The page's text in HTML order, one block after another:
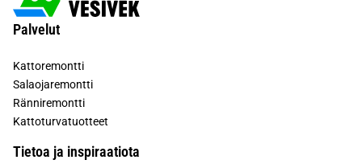
Palvelut
Kattoremontti
Salaojaremontti
Ränniremontti
Kattoturvatuotteet
Tietoa ja inspiraatiota